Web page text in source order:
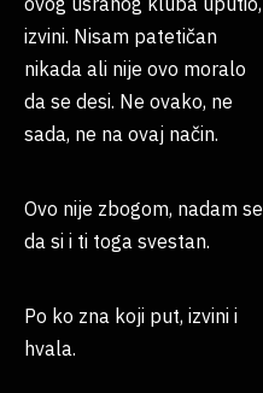
izvini. Nisam patetičan
nikada ali nije ovo moralo
da se desi. Ne ovako, ne
sada, ne na ovaj način.
Ovo nije zbogom, nadam se
da si i ti toga svestan.
Po ko zna koji put, izvini i
hvala.